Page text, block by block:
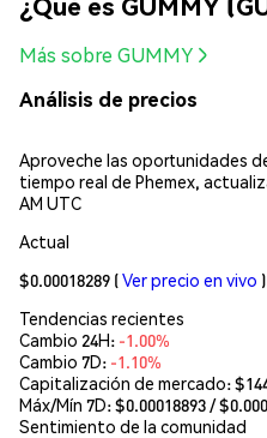
Más sobre GUMMY
Análisis de precios
Aproveche las oportunidades
tiempo real de Phemex,
AM UTC
Actual
$0.00018289 (Ver precio en vivo )
Tendencias recientes
Cambio 24H: -1.00%
Cambio 7D: -1.10%
Capitalización de mercado:
Máx/Mín 7D: $0.00018893/ $
Sentimiento de la comunidad